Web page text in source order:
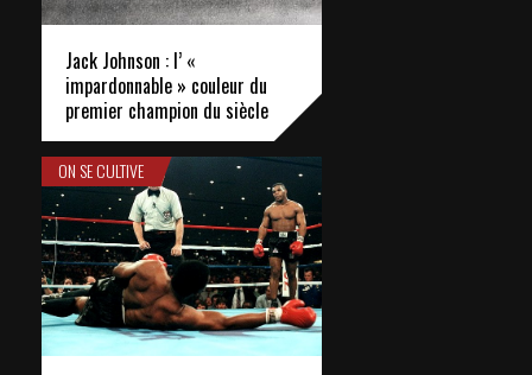
Jack Johnson : l’ «
impardonnable » couleur du
premier champion du siècle
ON SE CULTIVE